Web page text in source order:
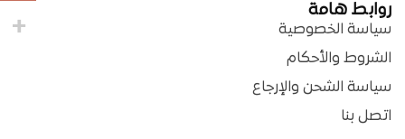
روابط هامة
سياسة الخصوصية
الشروط والأحكام
سياسة الشحن والإرجاع
اتصل بنا